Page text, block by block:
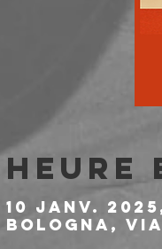
Heure
10 janv.
Bologna,